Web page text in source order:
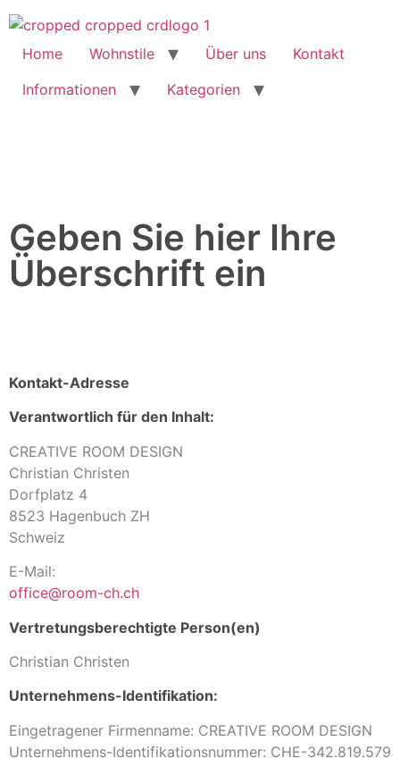
Home Wohnstile Über uns
Kontakt
Informationen
Kategorien
Geben Sie hier Ihre
Überschrift ein
Kontakt-Adresse
Verantwortlich für den Inhalt:
CREATIVE ROOM DESIGN
Christian Christen
Dorfplatz 4
8523 Hagenbuch ZH
Schweiz
E-Mail:
office@room-ch.ch
Vertretungsberechtigte Person(en)
Christian Christen
Unternehmens-Identifikation:
Eingetragener Firmenname: CREATIVE ROOM DESIGN
Unternehmens-Identifikationsnummer: CHE-342.819.579